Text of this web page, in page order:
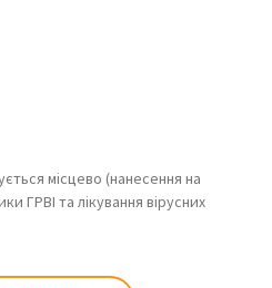
місцево (нанесення на
ГРВІ та лікування вірусних